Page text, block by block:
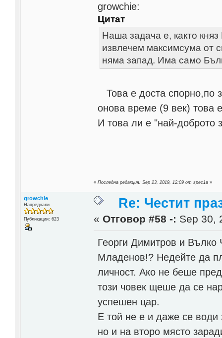
growchie:
Цитат
Наша задача е, както
извлечем максимсума от
няма запад. Има само
Това е доста спорно,по
онова време (9 век) това
И това ли е "най-доброто
«Последна редакция: Sep 23, 2019, 12:09 от spec1a »
growchie
Напреднали
Публикации: 623
Re: Честит
« Отговор #58 -: Sep 30,
Георги Димитров и Вълко
Младенов!? Недейте да
личност. Ако не беше
този човек щеше да се
успешен цар.
Е той не е и даже се води
но и на второ място